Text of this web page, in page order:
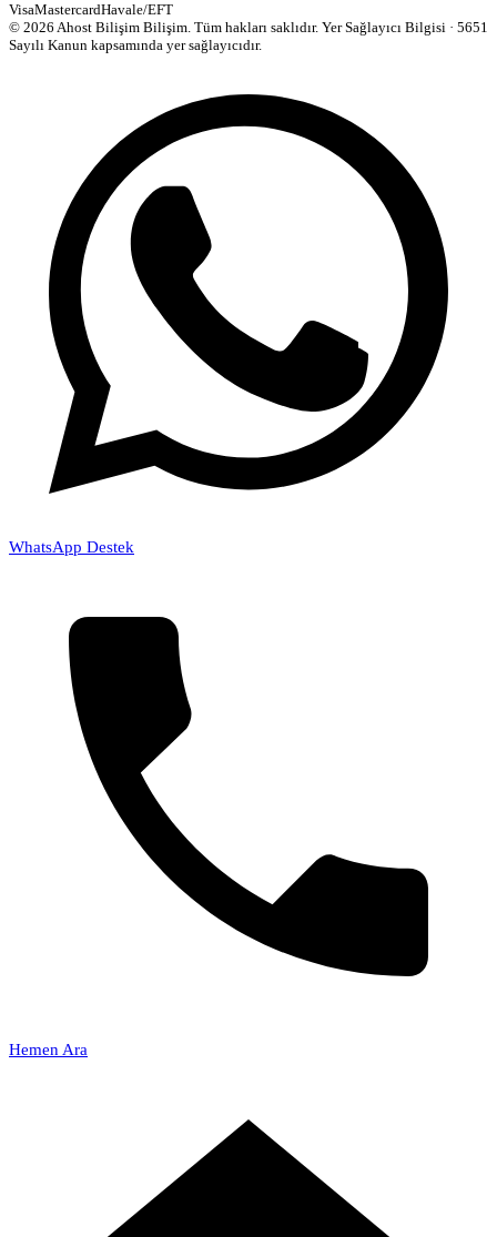
VisaMastercardHavale/EFT
© 2026 Ahost Bilişim Bilişim. Tüm hakları saklıdır. Yer Sağlayıcı Bilgisi · 5651
Sayılı Kanun kapsamında yer sağlayıcıdır.
WhatsApp Destek
Hemen Ara